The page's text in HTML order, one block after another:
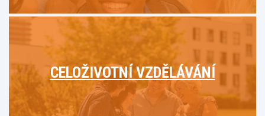
CELOŽIVOTNÍ VZDĚLÁVÁNÍ